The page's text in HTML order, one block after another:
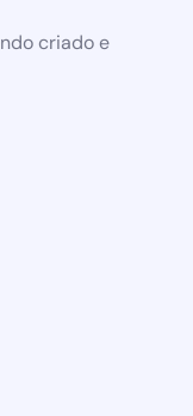
criado e